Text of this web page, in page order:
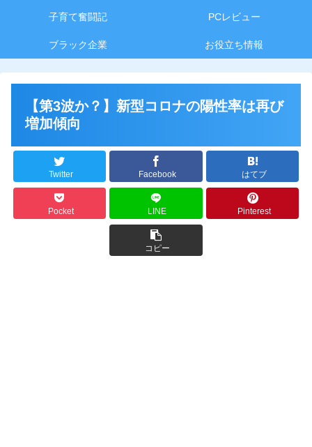
子育て奮闘記 PCレビュー
ブラック企業 お役立ち情報
【第3波か？】新型コロナの陽性率は再び
増加傾向
Twitter Facebook はてブ
Pocket LINE Pinterest
コピー